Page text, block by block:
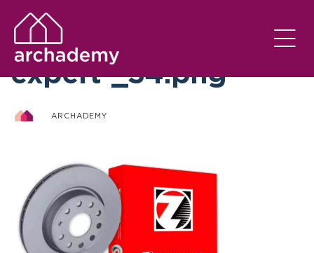
otto-zimmermann-
expert-_34.png
ARCHADEMY